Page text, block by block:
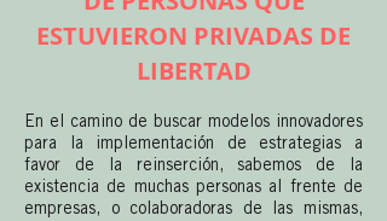
ESTUVIERON PRIVADAS DE
LIBERTAD
En el camino de buscar modelos innovadores
para la implementación de estrategias a
favor de la reinserción, sabemos de la
existencia de muchas personas al frente de
empresas, o colaboradoras de las mismas,